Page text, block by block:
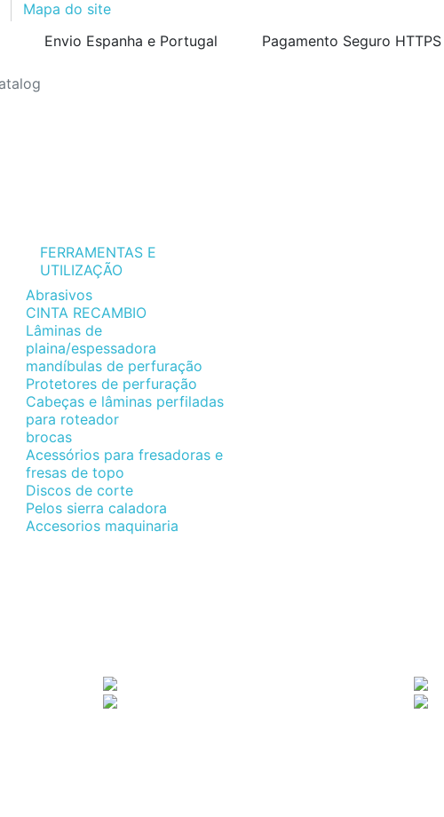
Mapa do site
Envio Espanha e Portugal
Pagamento Seguro HTTPS
FERRAMENTAS E
UTILIZAÇÃO
Abrasivos
CINTA RECAMBIO
Lâminas de
plaina/espessadora
mandíbulas de perfuração
Protetores de perfuração
Cabeças e lâminas perfiladas
para roteador
brocas
Acessórios para fresadoras e
fresas de topo
Discos de corte
Pelos sierra caladora
Accesorios maquinaria